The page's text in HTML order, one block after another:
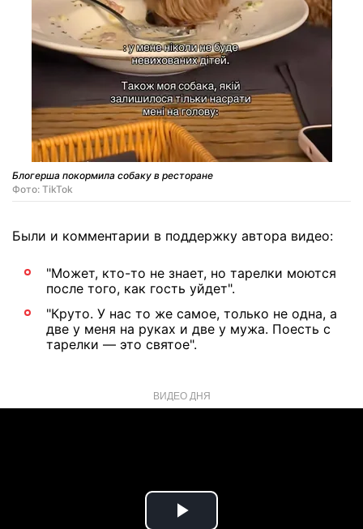
Блогерша покормила собаку в ресторане
Фото: TikTok
Были и комментарии в поддержку автора видео:
"Может, кто-то не знает, но тарелки моются
после того, как гость уйдет".
"Круто. У нас то же самое, только не одна, а
две у меня на руках и две у мужа. Поесть с
тарелки — это святое".
ВИДЕО ДНЯ